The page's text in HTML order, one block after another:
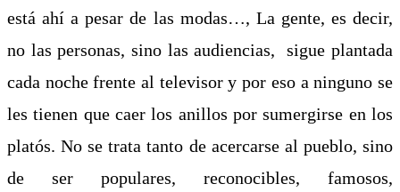
está ahí a pesar de las modas…, La gente, es decir,
no las personas, sino las audiencias, sigue plantada
cada noche frente al televisor y por eso a ninguno se
les tienen que caer los anillos por sumergirse en los
platós. No se trata tanto de acercarse al pueblo, sino
de ser populares, reconocibles, famosos,